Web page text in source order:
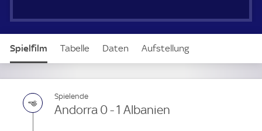
u
t
Spielfilm Tabelle Daten Aufstellung
Live
Spielende
Andorra 0 - 1 Albanien